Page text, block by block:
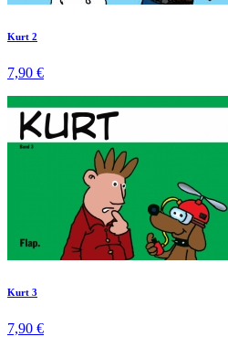
Kurt 2
7,90 €
Kurt 3
7,90 €